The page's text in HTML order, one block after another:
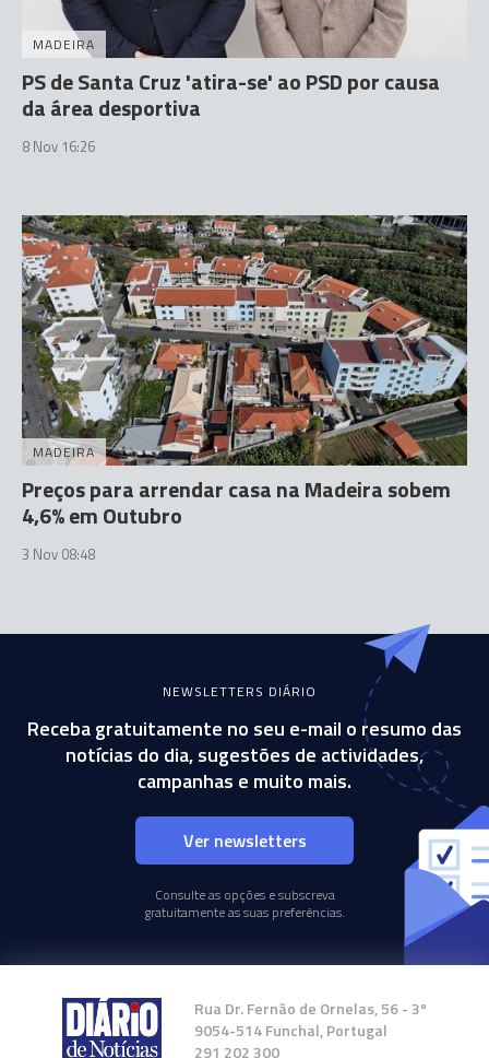
MADEIRA
PS de Santa Cruz 'atira-se' ao PSD por causa
da área desportiva
8 Nov 16:26
MADEIRA
Preços para arrendar casa na Madeira sobem
4,6% em Outubro
3 Nov 08:48
NEWSLETTERS DIÁRIO
Receba gratuitamente no seu e-mail o resumo das
notícias do dia, sugestões de actividades,
campanhas e muito mais.
Ver newsletters
Consulte as opções e subscreva
gratuitamente as suas preferências.
Rua Dr. Fernão de Ornelas, 56 - 3º
9054-514 Funchal, Portugal
291 202 300